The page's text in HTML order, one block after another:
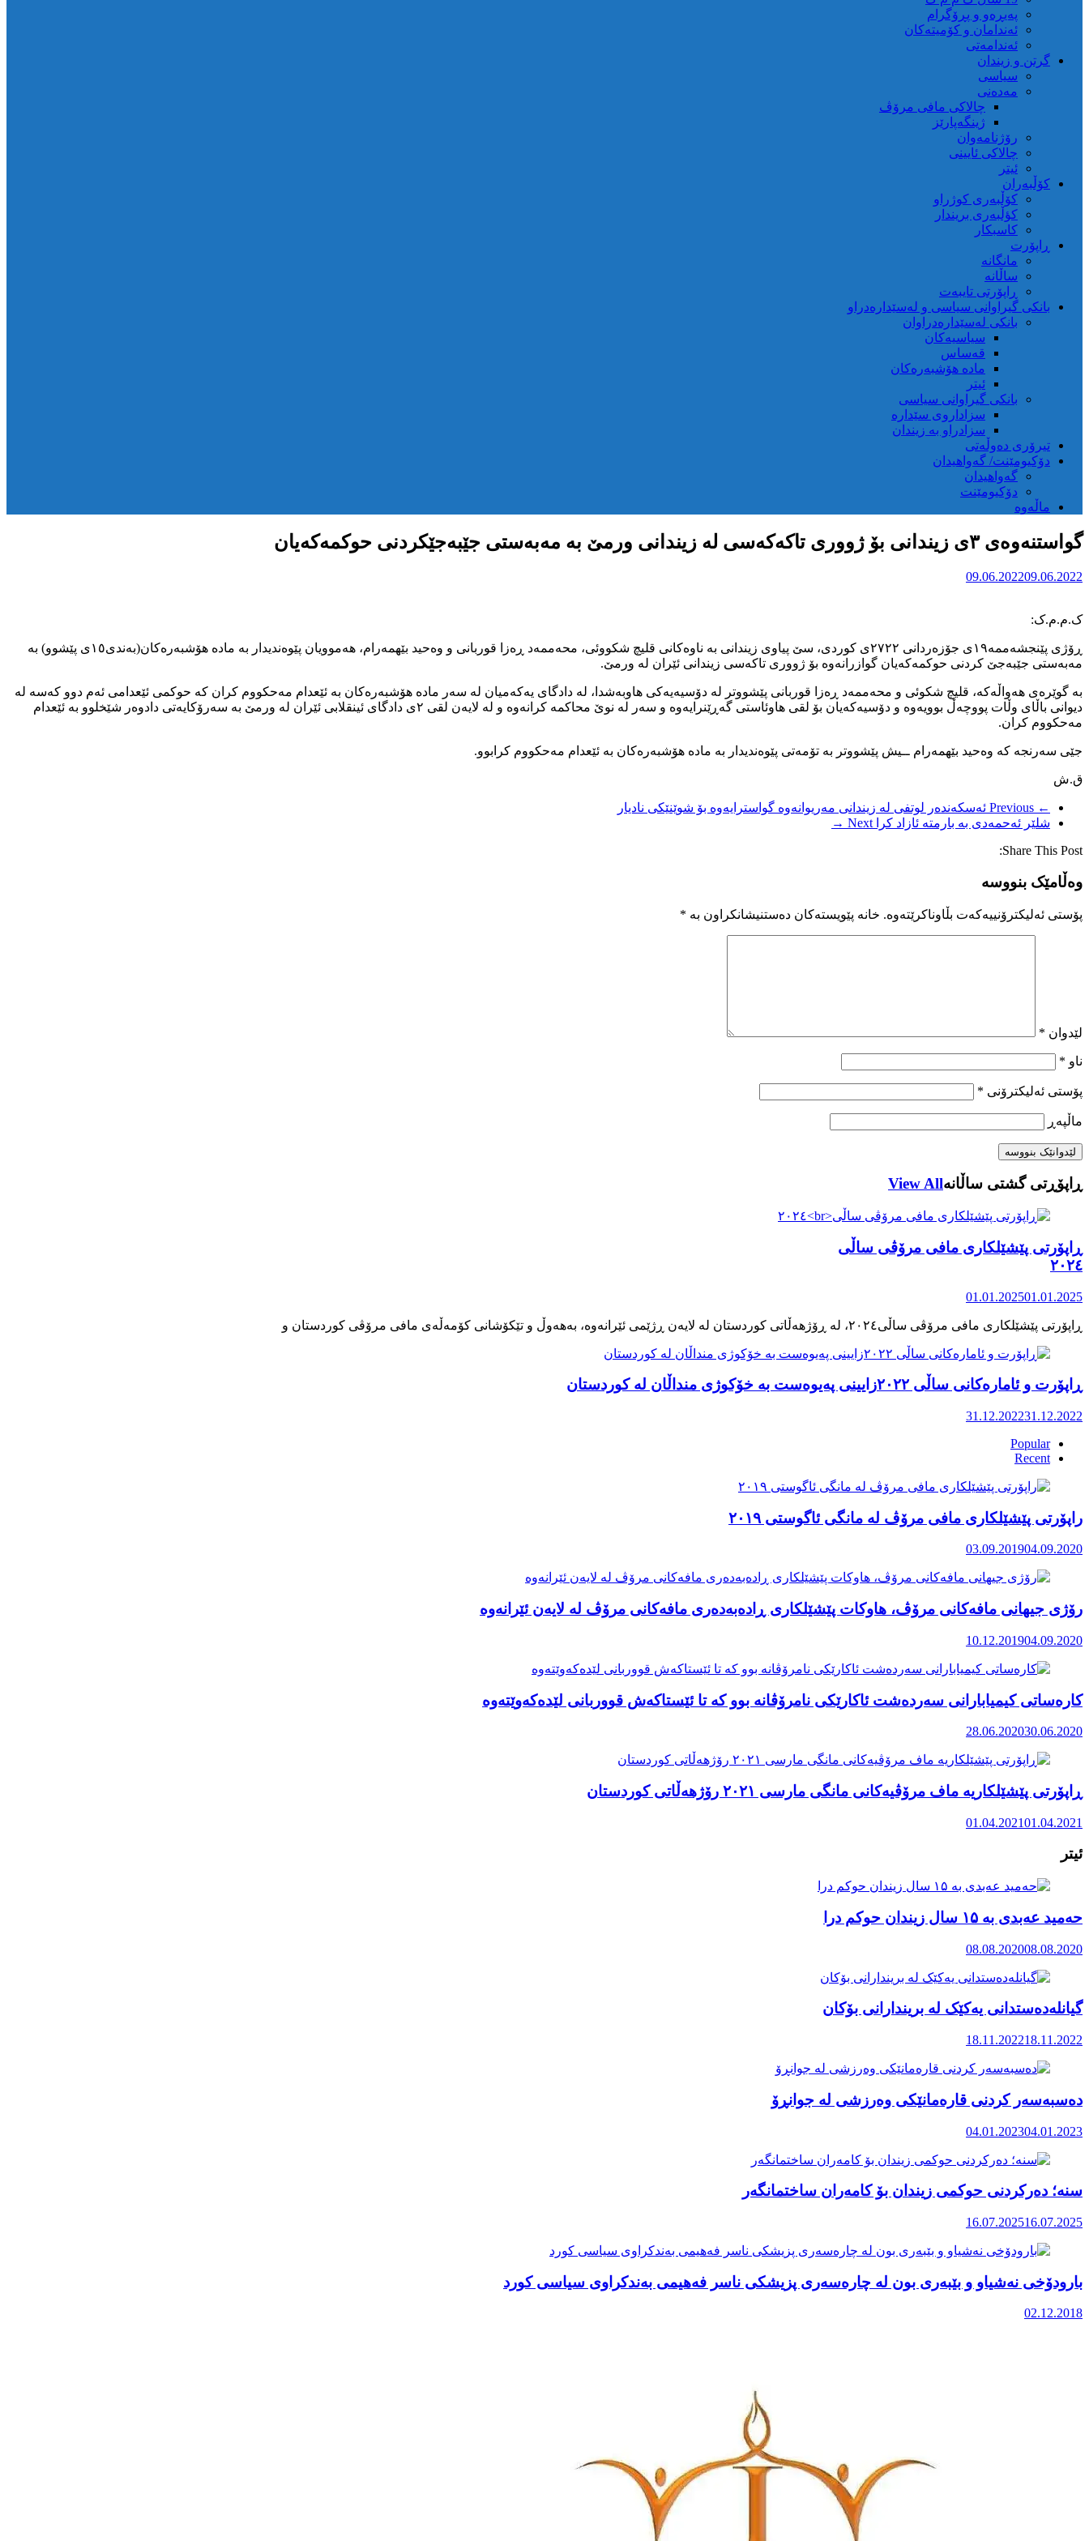
پەیڕەو و پڕۆگرام
ئەندامان و کۆمیتەکان
ئەندامەتی
گرتن و زیندان
سیاسی
مەدەنی
چالاکی مافی مرۆڤ
ژینگەپارێز
رۆژنامەوان
چالاکی ئایینی
ئیتر
کۆڵبەران
کۆڵبەری کوژراو
کؤڵبەری بریندار
کاسبکار
ڕاپۆرت
مانگانە
ساڵانە
ڕاپۆرتی تایبەت
بانکی گیراوانی سیاسی و لەسێدارەدراو
بانکی لەسێدارەدراوان
سیاسیەکان
قەساس
مادە هۆشبەرەکان
ئیتر
بانکی گیراوانی سیاسی
سزاداروی سێدارە
سزادراو بە زیندان
تیرۆری دەوڵەتی
دۆکیومێنت/ گەواهیدان
گەواهیدان
دۆکیومێنت
ماڵەوە
گواستنەوەی ٣ی زیندانی بۆ ژووری تاکەکەسی لە زیندانی ورمێ بە مەبەستی جێبەجێکردنی حوکمەکەیان
09.06.202209.06.2022
ک.م.م.ک:
ڕۆژی پێنجشەممە١٩ی جۆزەردانی ٢٧٢٢ی کوردی، سێ پیاوی زیندانی بە ناوەکانی قلیچ شکووئی، محەممەد ڕەزا قوربانی و وەحید بێهمەرام، هەموویان پێوەندیدار بە مادە هۆشبەرەکان(بەندی١٥ی پێشوو) بە
مەبەستی جێبەجێ کردنی حوکمەکەیان گوازرانەوە بۆ ژووری تاکەسی زیندانی ئێران لە ورمێ.
بە گوێرەی هەواڵەکە، قلیچ شکوئی و محەممەد ڕەزا قوربانی پێشووتر لە دۆسیەیەکی هاوبەشدا، لە دادگای یەکەمیان لە سەر مادە هۆشبەرەکان بە ئێعدام مەحکووم کران کە حوکمی ئێعدامی ئەم دوو کەسە لە
دیوانی باڵای وڵات پووچەڵ بوویەوە و دۆسیەکەیان بۆ لقی هاوئاستی گەڕێنرایەوە و سەر لە نوێ محاکمە کرانەوە و لە لایەن لقی ٢ی دادگای ئینقلابی ئێران لە ورمێ بە سەرۆکایەتی دادوەر شێخلوو بە ئێعدام
مەحکووم کران.
جێی سەرنجە کە وەحید بێهمەرام ــیش پێشووتر بە تۆمەتی پێوەندیدار بە مادە هۆشبەرەکان بە ئێعدام مەحکووم کرابوو.
ق.ش
← Previous
ئەسکەندەر لوتفی لە زیندانی مەریوانەوە گواسترایەوە بۆ شوێنێکی نادیار
شلێر ئەحمەدی بە بارمتە ئازاد کرا Next →
Share This Post:
وەڵامێک بنووسە
پۆستی ئەلیکترۆنییەکەت بڵاوناکرێتەوە. خانە پێویستەکان دەستنیشانکراون بە *
لێدوان *
ناو *
پۆستی ئەلیکترۆنی *
ماڵپه‌ڕ
ڕاپۆڕتی گشتی ساڵانهView All
ڕاپۆرتی پێشێلکاری مافی مرۆڤی ساڵی
٢٠٢٤
01.01.202501.01.2025
ڕاپۆرت و ئامارەکانی ساڵی ٢٠٢٢زایینی پەیوەست بە خۆکوژی منداڵان لە کوردستان
31.12.202231.12.2022
Popular
Recent
راپۆرتی پێشێلكاری مافی مرۆڤ له‌ مانگی ئاگوستی ٢٠١٩
03.09.201904.09.2020
رۆژی جیهانی مافەکانی مرۆڤ، هاوکات پێشێلکاری ڕادەبەدەری مافەکانی مرۆڤ لە لایەن ئێرانەوە
10.12.201904.09.2020
کارەساتی کیمیابارانی سەردەشت ئاکارێکی نامرۆڤانە بوو کە تا ئێستاکەش قووربانی لێدەکەوێتەوە
28.06.202030.06.2020
ڕاپۆرتی پێشێلکاریە ماف مرۆڤیەکانی مانگی مارسی ٢٠٢١ رۆژهەڵاتی کوردستان
01.04.202101.04.2021
ئیتر
حەمید عەبدی بە ۱۵ سال زیندان حوکم درا
08.08.202008.08.2020
گیانلەدەستدانی یەکێک لە بریندارانی بۆکان
18.11.202218.11.2022
دەسبەسەر کردنی قارەمانێکی وەرزشی لە جوانڕۆ
04.01.202304.01.2023
سنە؛ دەرکردنی حوکمی زیندان بۆ کامەران ساختمانگەر
16.07.202516.07.2025
بارودۆخی نەشیاو و بێبەری بون لە چارەسەری پزیشکی ناسر فەهیمی بەندکراوی سیاسی کورد
02.12.2018